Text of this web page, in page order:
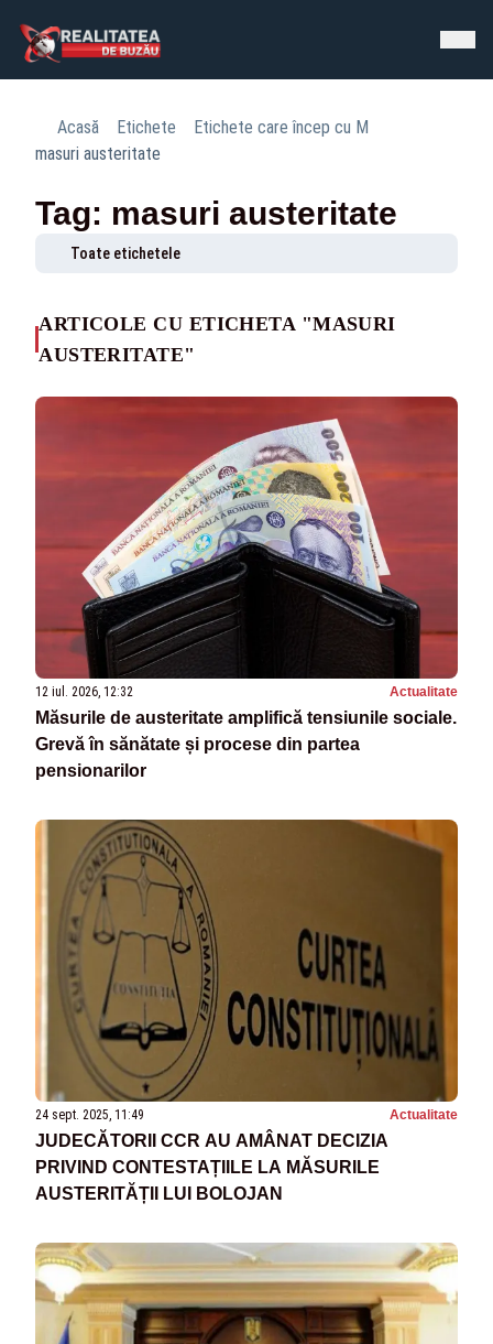
Acasă Etichete
Etichete care încep cu M
masuri austeritate
Tag: masuri austeritate
Toate etichetele
ARTICOLE CU ETICHETA "MASURI
AUSTERITATE"
12 iul. 2026, 12:32 Actualitate
Măsurile de austeritate amplifică tensiunile sociale.
Grevă în sănătate și procese din partea
pensionarilor
24 sept. 2025, 11:49 Actualitate
JUDECĂTORII CCR AU AMÂNAT DECIZIA
PRIVIND CONTESTAȚIILE LA MĂSURILE
AUSTERITĂȚII LUI BOLOJAN